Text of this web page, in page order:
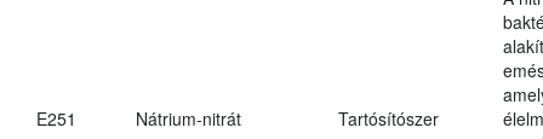
E251 Nátrium-nitrát Tartósítószer